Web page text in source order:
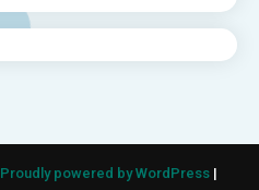
Proudly powered by WordPress |